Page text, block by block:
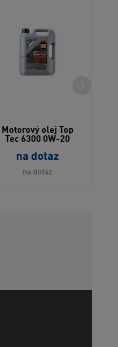
Motorový olej Top
Tec 6300 0W-20
na dotaz
na dotaz